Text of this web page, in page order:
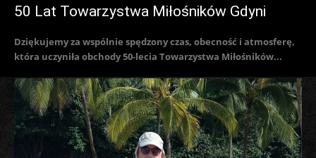
50 Lat Towarzystwa Miłośników Gdyni
Dziękujemy za wspólnie spędzony czas, obecność i atmosferę,
która uczyniła obchody 50-lecia Towarzystwa Miłośników...